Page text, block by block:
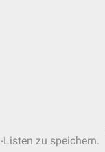
zu speichern.